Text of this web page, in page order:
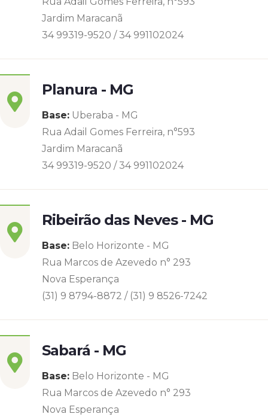
Jardim Maracanã
34 99319-9520 / 34 991102024
Planura - MG
Base: Uberaba - MG
Rua Adail Gomes Ferreira, n°593
Jardim Maracanã
34 99319-9520 / 34 991102024
Ribeirão das Neves - MG
Base: Belo Horizonte - MG
Rua Marcos de Azevedo n° 293
Nova Esperança
(31) 9 8794-8872 / (31) 9 8526-7242
Sabará - MG
Base: Belo Horizonte - MG
Rua Marcos de Azevedo n° 293
Nova Esperança